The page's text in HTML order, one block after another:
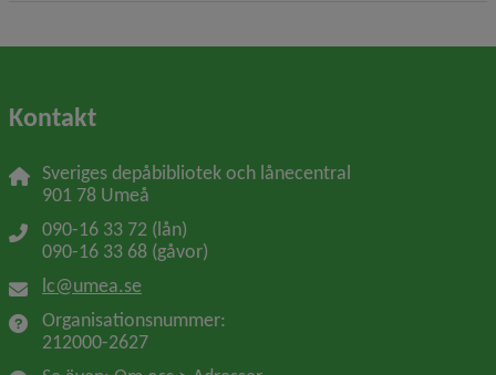
Kontakt
Sveriges depåbibliotek och lånecentral
901 78 Umeå
090-16 33 72 (lån)
090-16 33 68 (gåvor)
lc@umea.se
Organisationsnummer:
212000-2627